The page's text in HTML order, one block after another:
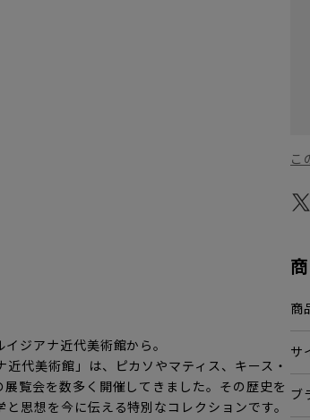
こ
ジアナ近代美術館から。
代美術館」は、ピカソやマティス、キース・
覧会を数多く開催してきました。その歴史を
思想を今に伝える特別なコレクションです。
商
サ
ブ